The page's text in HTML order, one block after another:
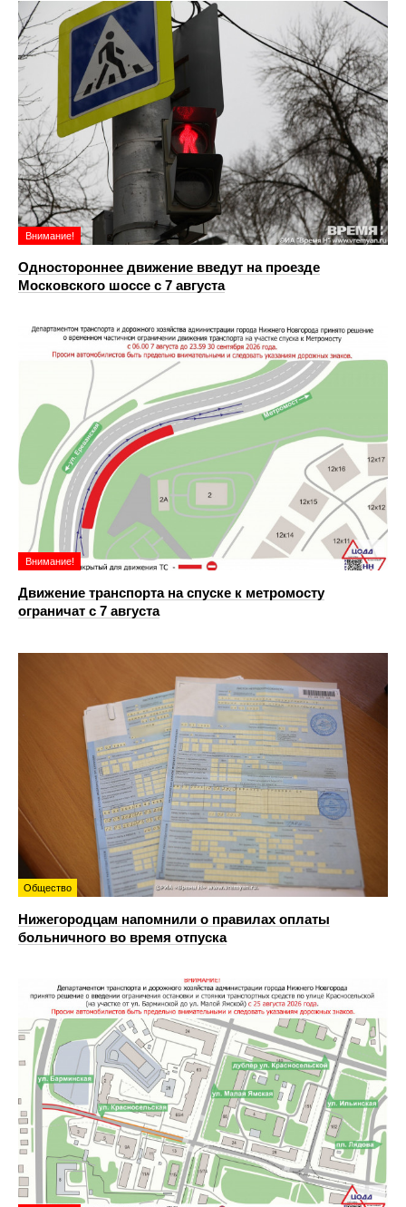
Внимание!
Одностороннее движение введут на проезде
Московского шоссе с 7 августа
Внимание!
Движение транспорта на спуске к метромосту
ограничат с 7 августа
Общество
Нижегородцам напомнили о правилах оплаты
больничного во время отпуска